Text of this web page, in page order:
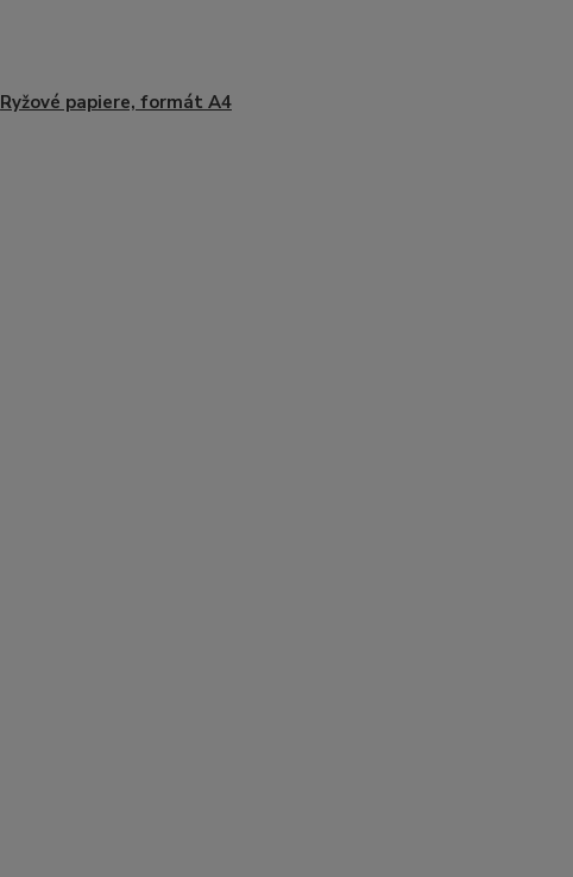
Ryžové papiere, formát A4